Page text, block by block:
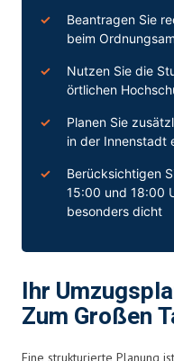
Beantragen Sie
beim
Nutzen Sie die
örtlichen
Planen Sie
in der Innenstadt
Berücksichtigen
15:00 und 18:00
besonders dicht
Ihr
Zum Großen
Eine strukturierte Planung